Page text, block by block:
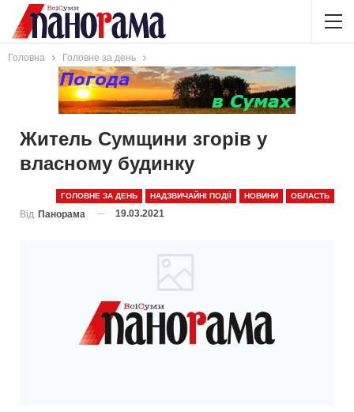
Головна Головне за день
Житель Сумщини згорів у
власному будинку
ГОЛОВНЕ ЗА ДЕНЬ НАДЗВИЧАЙНІ ПОДІЇ НОВИНИ ОБЛАСТЬ
Від Панорама 19.03.2021